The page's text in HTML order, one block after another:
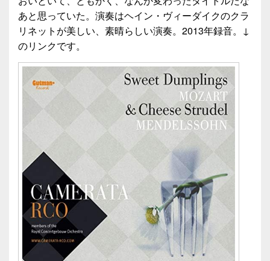
あと思っていた。演奏はヘイン・ヴィーダイクのクラ
リネットが美しい、素晴らしい演奏。2013年録音。↓
のリンクです。